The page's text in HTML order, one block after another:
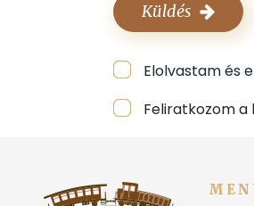
Küldés
Elolvastam és
Feliratkozom a